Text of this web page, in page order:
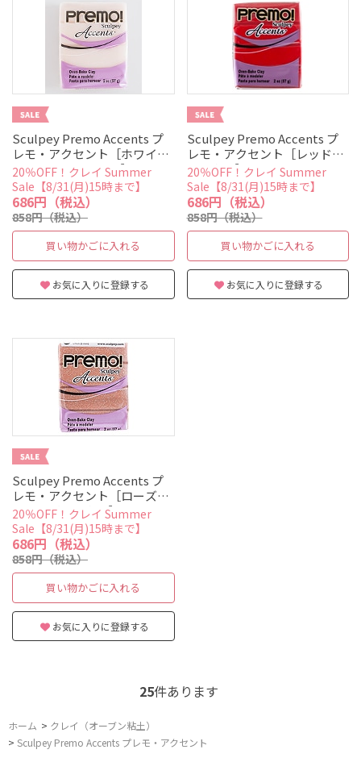
Sculpey Premo Accents プ
レモ・アクセント［ホワイト
トランスルーセント］
20％OFF！クレイ Summer
Sale【8/31(月)15時まで】
686円（税込）
858円（税込）
買い物かごに入れる
お気に入りに登録する
Sculpey Premo Accents プ
レモ・アクセント［レッドグ
リッター］
20％OFF！クレイ Summer
Sale【8/31(月)15時まで】
686円（税込）
858円（税込）
買い物かごに入れる
お気に入りに登録する
Sculpey Premo Accents プ
レモ・アクセント［ローズゴ
ールドグリッター］
20％OFF！クレイ Summer
Sale【8/31(月)15時まで】
686円（税込）
858円（税込）
買い物かごに入れる
お気に入りに登録する
25件あります
ホーム > クレイ（オーブン粘土）
> Sculpey Premo Accents プレモ・アクセント